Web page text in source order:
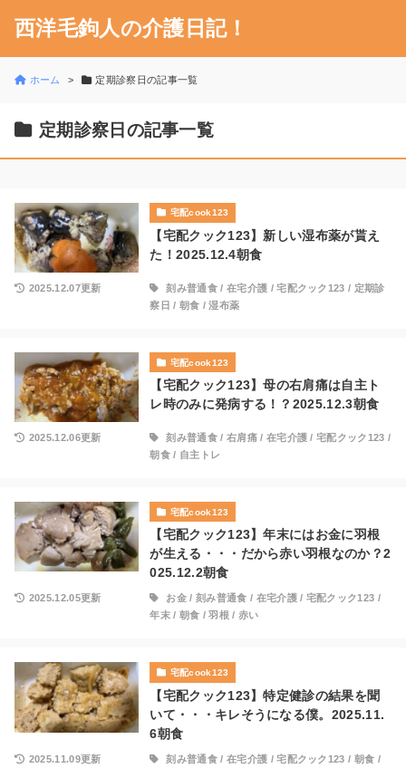
西洋毛鉤人の介護日記！
ホーム 定期診察日の記事一覧
定期診察日の記事一覧
宅配cook123
【宅配クック123】新しい湿布薬が貰え
た！2025.12.4朝食
2025.12.07更新 刻み普通食/ 在宅介護 /宅配クック123 / 定期診
察日 / 朝食 /湿布薬
宅配cook123
【宅配クック123】母の右肩痛は自主ト
レ時のみに発病する！？2025.12.3朝食
2025.12.06更新 刻み普通食/ 右肩痛/ 在宅介護 /宅配クック123 /
朝食/ 自主トレ
宅配cook123
【宅配クック123】年末にはお金に羽根
が生える・・・だから赤い羽根なのか？2
025.12.2朝食
2025.12.05更新 お金 / 刻み普通食 / 在宅介護/ 宅配クック123 /
年末/ 朝食 /羽根 /赤い
宅配cook123
【宅配クック123】特定健診の結果を聞
いて・・・キレそうになる僕。2025.11.
6朝食
2025.11.09更新 刻み普通食/ 在宅介護 /宅配クック123 / 朝食 /